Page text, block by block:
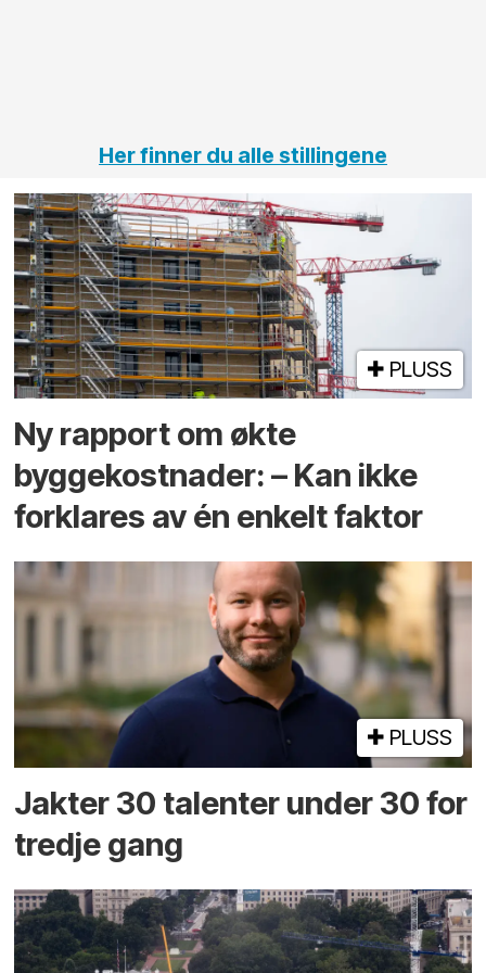
Her finner du alle stillingene
PLUSS
Ny rapport om økte
byggekostnader: – Kan ikke
forklares av én enkelt faktor
PLUSS
Jakter 30 talenter under 30 for
tredje gang